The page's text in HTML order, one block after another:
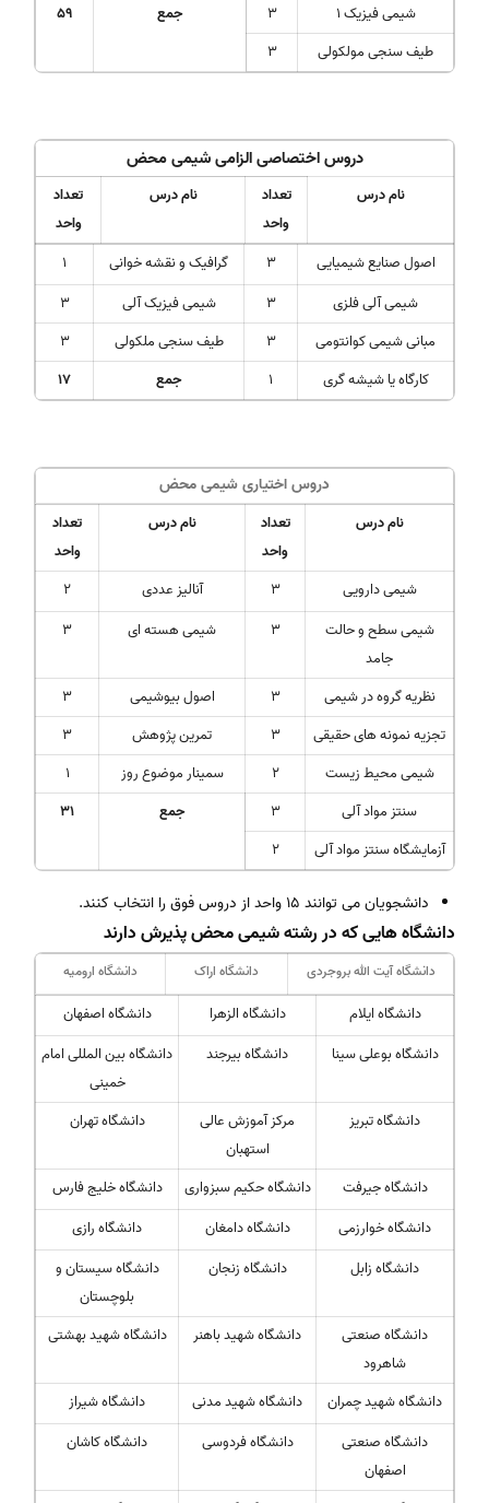
شیمی فیزیک 1 3 جمع
59
طیف سنجی مولکولی
3
دروس اختصاصی الزامیشیمی محض
نام درس
تعداد
واحد
نام درس
تعداد
واحد
اصول صنایع شیمیایی
3 گرافیک و نقشه خوانی
1
شیمی آلی فلزی
3 شیمی فیزیک آلی
3
مبانی شیمی کوانتومی
3 طیف سنجی ملکولی
3
کارگاه یا شیشه گری
1 جمع 17
دروس اختیاریشیمی محض
نام درس
تعداد
واحد
نام درس
تعداد
واحد
شیمی دارویی
3 آنالیز عددی
2
شیمی سطح و حالت
جامد
3 شیمی هسته ای 3
نظریه گروه در شیمی 3 اصول بیوشیمی
3
تجزیه نمونه های حقیقی
3 تمرین پژوهش
3
شیمی محیط زیست
2 سمینار موضوع روز
1
سنتز مواد آلی
3 جمع
31
آزمایشگاه سنتز مواد آلی
2
دانشجویان می توانند 15 واحد از دروس فوق را انتخاب کنند.
دانشگاه هایی که در رشته شیمی محض پذیرش دارند
دانشگاه آیت الله بروجردی دانشگاه اراک دانشگاه ارومیه
دانشگاه ایلام دانشگاه الزهرا
دانشگاه اصفهان
دانشگاه بوعلی سینا
دانشگاه بیرجند
دانشگاه بین المللی امام
خمینی
دانشگاه تبریز
مرکز آموزش عالی
استهبان
دانشگاه تهران
دانشگاه جیرفت دانشگاه حکیم سبزواری
دانشگاه خلیج فارس
دانشگاه خوارزمی
دانشگاه دامغان
دانشگاه رازی
دانشگاه زابل
دانشگاه زنجان
دانشگاه سیستان و
بلوچستان
دانشگاه صنعتی
شاهرود
دانشگاه شهید باهنر دانشگاه شهید بهشتی
دانشگاه شهید چمران دانشگاه شهید مدنی
دانشگاه شیراز
دانشگاه صنعتی
اصفهان
دانشگاه فردوسی دانشگاه کاشان